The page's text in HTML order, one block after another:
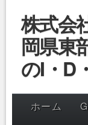
ッ
株式会
岡県東
のI・D
ホーム